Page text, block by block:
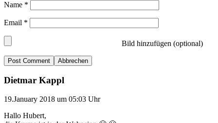
Name *
Email *
Bild hinzufügen (optional)
Abbrechen
Dietmar Kappl
19.January 2018 um 05:03 Uhr
Hallo Hubert,